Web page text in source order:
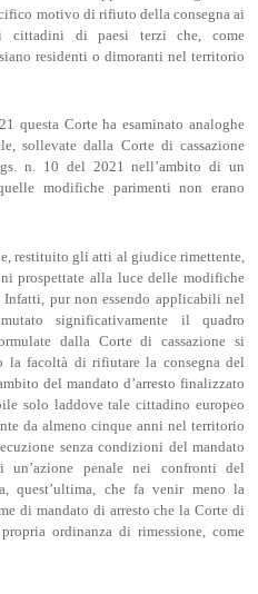
motivo di rifiuto della consegna ai
cittadini di paesi terzi che, come
residenti o dimoranti nel territorio
questa Corte ha esaminato analoghe
sollevate dalla Corte di cassazione
n. 10 del 2021 nell’ambito di un
modifiche parimenti non erano
restituito gli atti al giudice rimettente,
prospettate alla luce delle modifiche
pur non essendo applicabili nel
significativamente il quadro
dalla Corte di cassazione si
la facoltà di rifiutare la consegna del
del mandato d’arresto finalizzato
solo laddove tale cittadino europeo
da almeno cinque anni nel territorio
senza condizioni del mandato
un’azione penale nei confronti del
quest’ultima, che fa venir meno la
di mandato di arresto che la Corte di
ordinanza di rimessione, come